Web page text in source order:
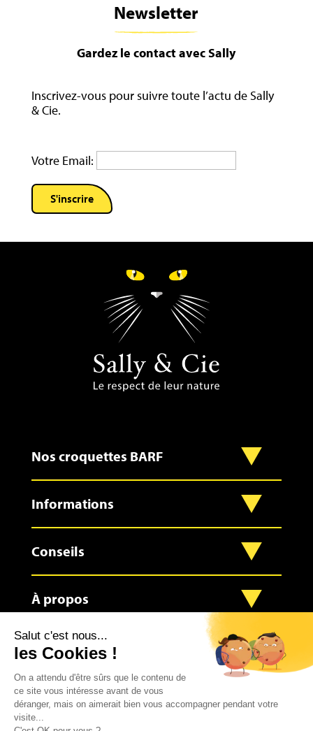
Newsletter
Gardez le contact avec Sally
Inscrivez-vous pour suivre toute l’actu de Sally
& Cie.
Votre Email:
Nos croquettes BARF
Informations
Conseils
À propos
Contact